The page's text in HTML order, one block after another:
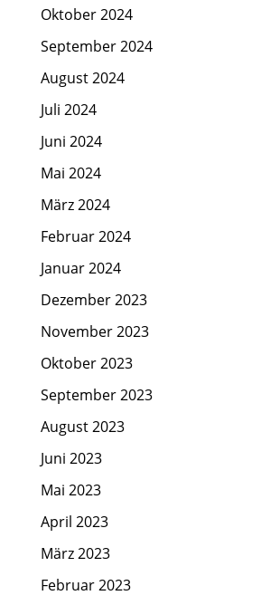
Oktober 2024
September 2024
August 2024
Juli 2024
Juni 2024
Mai 2024
März 2024
Februar 2024
Januar 2024
Dezember 2023
November 2023
Oktober 2023
September 2023
August 2023
Juni 2023
Mai 2023
April 2023
März 2023
Februar 2023